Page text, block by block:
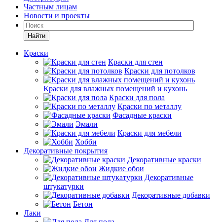
Частным лицам
Новости и проекты
Найти
Краски
Краски для стен
Краски для потолков
Краски для влажных помещений и кухонь
Краски для пола
Краски по металлу
Фасадные краски
Эмали
Краски для мебели
Хобби
Декоративные покрытия
Декоративные краски
Жидкие обои
Декоративные
штукатурки
Декоративные добавки
Бетон
Лаки